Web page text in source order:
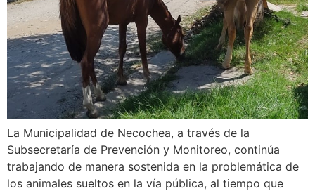
La Municipalidad de Necochea, a través de la
Subsecretaría de Prevención y Monitoreo, continúa
trabajando de manera sostenida en la problemática de
los animales sueltos en la vía pública, al tiempo que